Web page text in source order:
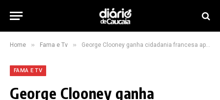
Home » Fama e Tv » George Clooney ganha cidadania francesa após fala sobre proteger filhos de paparazzi
FAMA E TV
George Clooney ganha